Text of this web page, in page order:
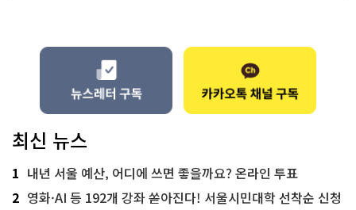
최신 뉴스
1 내년 서울 예산, 어디에 쓰면 좋을까요? 온라인 투표
2 영화·AI 등 192개 강좌 쏟아진다! 서울시민대학 선착순 신청